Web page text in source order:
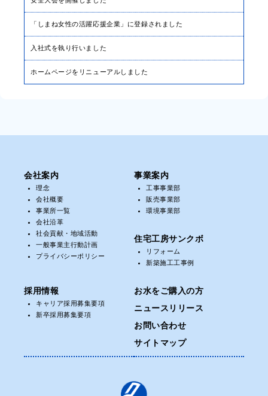
「しまね女性の活躍応援企業」に登録されました
入社式を執り行いました
ホームページをリニューアルしました
会社案内
理念
会社概要
事業所一覧
会社沿革
社会貢献・地域活動
一般事業主行動計画
プライバシーポリシー
事業案内
工事事業部
販売事業部
環境事業部
住宅工房サンクボ
リフォーム
新築施工工事例
採用情報
キャリア採用募集要項
新卒採用募集要項
お水をご購入の方
ニュースリリース
お問い合わせ
サイトマップ